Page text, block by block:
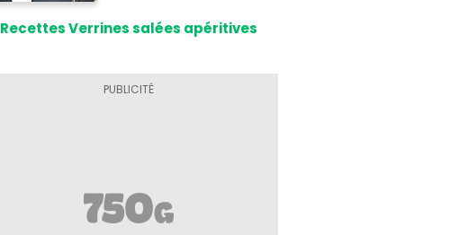
Recettes Verrines salées apéritives